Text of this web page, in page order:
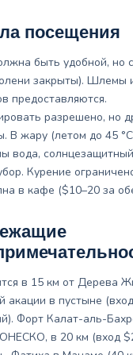
посещения
быть удобной, но
закрыты). Шлемы
предоставляются.
разрешено, но
В жару (летом до 45
вода,
Курение
в кафе ($10–20 за
в 15 км от Дерева
акации в пустыне (вход
Форт Калат-аль-
в 20 км (вход